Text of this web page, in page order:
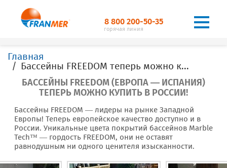
8 800 200-50-35
горячая линия
Главная
Бассейны FREEDOM теперь можно купить в России!
БАССЕЙНЫ FREEDOM (ЕВРОПА — ИСПАНИЯ)
ТЕПЕРЬ МОЖНО КУПИТЬ В РОССИИ!
Бассейны FREEDOM — лидеры на рынке Западной
Европы! Теперь европейское качество доступно и в
России. Уникальные цвета покрытий бассейнов Marble
Tech™ — гордость FREEDOM, они не оставят
равнодушным ни одного ценителя изысканности.